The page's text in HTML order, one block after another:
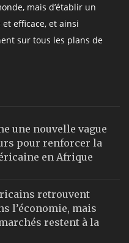
mais d’établir un
efficace, et ainsi
sur tous les plans de
une nouvelle vague
pour renforcer la
en Afrique
retrouvent
l’économie, mais
restent à la